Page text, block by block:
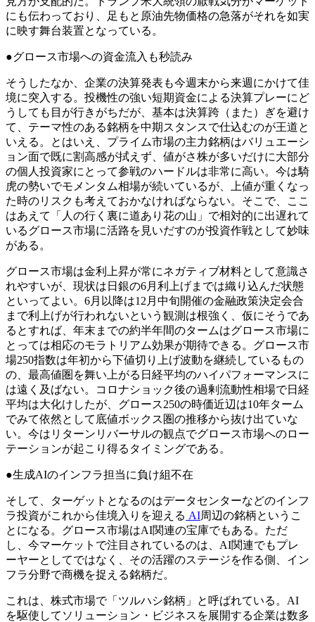
にも伝わっており、足もと原油先物価格の急落がそれを如実
に映す舞台装置となっている。
●グロース市場への資金流入も秒読み
そうしたなか、企業の決算発表も今週末から来週にかけて佳
境に突入する。投機性の強い短期資金による決算プレーにど
うしても目が行きがちだが、基本は決算跨（また）ぎを避け
て、テーマ性のある銘柄を中期スタンスで仕込むのが王道と
いえる。とはいえ、プライム市場の主力銘柄はバリュエーシ
ョン面で既に割高感が拭えず、値がさ株が多いだけに大部分
の個人投資家にとって参戦のハードルは非常に高い。今は騎
虎の勢いでモメンタム相場が続いているが、上値が重くなっ
た時のリスクも考えておかなければならない。そこで、ここ
はあえて「人の行く裏に道あり花の山」で相対的に出遅れて
いるグロース市場に活路を見いだすのが投資作戦として妙味
がある。
グロース市場は金利上昇が常にネガティブ材料として意識さ
れやすいが、現状は日銀の6月利上げまでは織り込んだ状態
といってよい。6月以降は12月中旬開催の金融政策決定会合
まで利上げが行われないという観測は根強く、仮にそうであ
るとすれば、年末までの約半年間のタームはグロース市場に
とっては相応のモラトリアム効果が期待できる。グロース市
場250指数は年初から下値切り上げ波動を継続しているもの
の、最高値圏を舞い上がる日経平均のハイパフォーマンスに
は遠く及ばない。コロナショック後の過剰流動性相場で日経
平均は大化けしたが、グロース250の時価近辺は10年ターム
でみて依然として底値ボックス圏の推移から抜け出ていな
い。今はリターンリバーサルの観点でグロース市場へのロー
テーションが起こり得るタイミングである。
●生成AIのインフラ担当に負け組不在
そして、ターゲットとなるのはデータセンターなどのインフ
ラ投資がこれから佳境入りを迎える AI周辺の銘柄というこ
とになる。グロース市場はAI関連の宝庫でもある。ただ
し、今マーケットで注目されているのは、AI関連でもプレ
ーヤーとしてではなく、その活躍のステージを作る側、イン
フラ分野で商機を捉える銘柄だ。
これは、株式市場で「ツルハシ銘柄」と呼ばれている。AI
を駆使してソリューション・ビジネスを展開する企業は数多